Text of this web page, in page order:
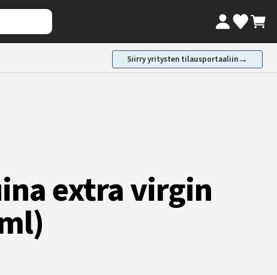
Oma tili
Siirry yritysten tilausportaaliin→
extra virgin